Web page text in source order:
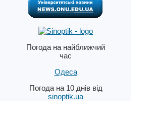
Погода на найближчий
час
Одеса
Погода на 10 днів від
sinoptik.ua